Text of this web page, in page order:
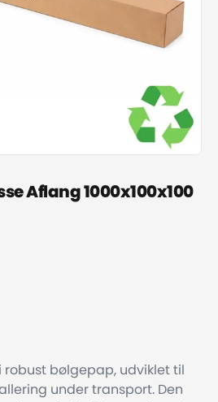
Aflang 1000x100x100
robust bølgepap, udviklet til
under transport. Den